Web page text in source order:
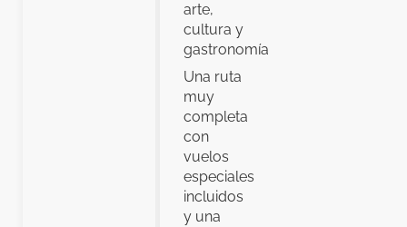
arte,
cultura y
gastronomía.
Una ruta
muy
completa
con
vuelos
especiales
incluidos
y una